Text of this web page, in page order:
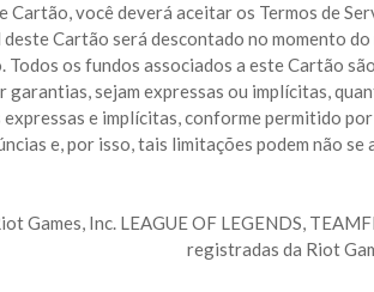
Cartão, você deverá aceitar os Termos de
Cartão será descontado no momento
Todos os fundos associados a este Cartão
garantias, sejam expressas ou implícitas,
e implícitas, conforme permitido
e, por isso, tais limitações podem não
Games, Inc. LEAGUE OF LEGENDS,
registradas da Riot